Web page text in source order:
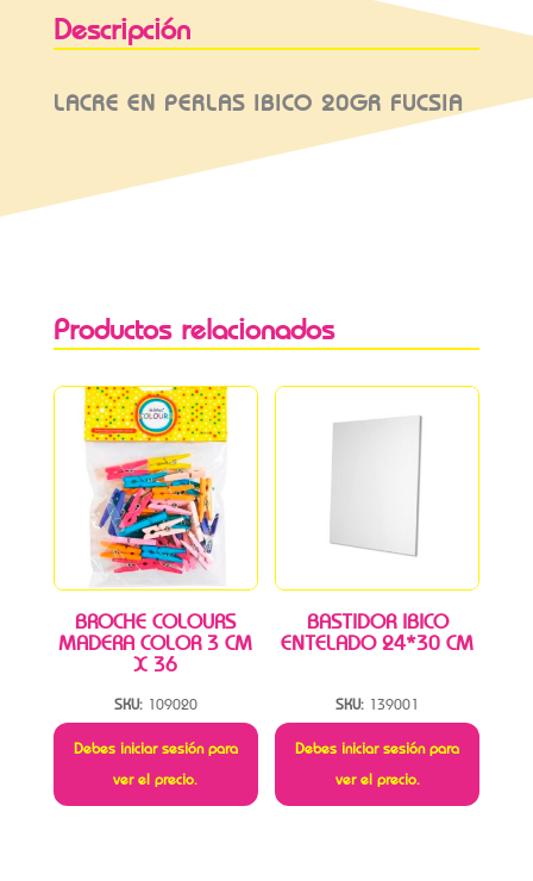
Descripción
LACRE EN PERLAS IBICO 20GR FUCSIA
Productos relacionados
BROCHE COLOURS
MADERA COLOR 3 CM
X 36
SKU: 109020
Debes iniciar sesión para
ver el precio.
BASTIDOR IBICO
ENTELADO 24*30 CM
SKU: 139001
Debes iniciar sesión para
ver el precio.